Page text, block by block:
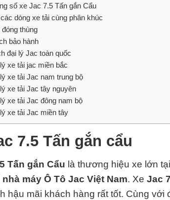
số xe Jac 7.5 Tấn gắn Cẩu
dòng xe tải cùng phân khúc
thùng
bảo hành
đại lý Jac toàn quốc
xe tải jac miền bắc
xe tải Jac nam trung bộ
xe tải Jac tây nguyên
xe tải Jac đông nam bộ
xe tải Jac miền tây
7.5 Tấn gắn cẩu
Tấn gắn Cẩu là thương hiệu xe lớn tại
nhà máy Ô Tô Jac Việt Nam. Xe Jac
hậu mãi khách hàng rất tốt. Cùng với